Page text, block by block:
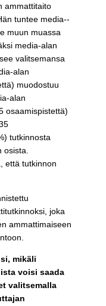
ammattitaito
tuntee media-­
muun muassa
media­-alan
valitsemansa
alan
muodostuu
­alan
osaamispistettä)
tutkinnosta
että tutkinnon
joka
ammattimaiseen
mikäli
voisi saada
valitsemalla